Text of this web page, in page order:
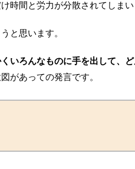
時間と労力が分散されてしまい
と思います。
いろんなものに手を出して、
があっての発言です。